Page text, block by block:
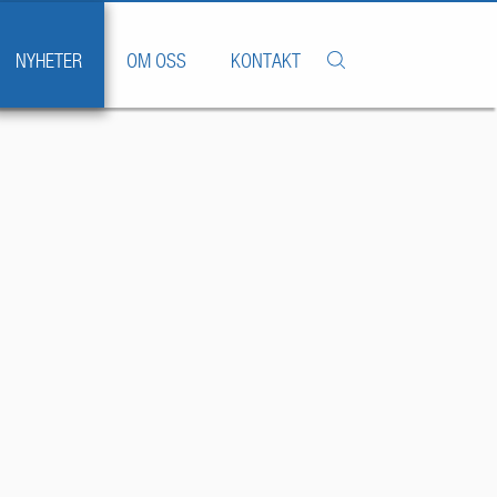
NYHETER OM OSS KONTAKT